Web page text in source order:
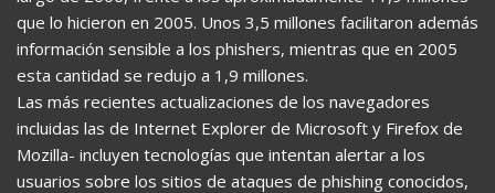
que lo hicieron en 2005. Unos 3,5 millones facilitaron además
información sensible a los phishers, mientras que en 2005
esta cantidad se redujo a 1,9 millones.
Las más recientes actualizaciones de los navegadores
incluidas las de Internet Explorer de Microsoft y Firefox de
Mozilla- incluyen tecnologías que intentan alertar a los
usuarios sobre los sitios de ataques de phishing conocidos,